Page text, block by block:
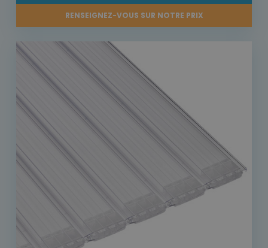
RENSEIGNEZ-VOUS SUR NOTRE PRIX